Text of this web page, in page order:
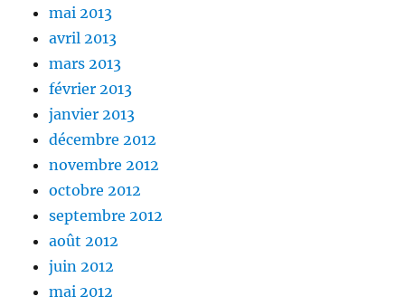
mai 2013
avril 2013
mars 2013
février 2013
janvier 2013
décembre 2012
novembre 2012
octobre 2012
septembre 2012
août 2012
juin 2012
mai 2012